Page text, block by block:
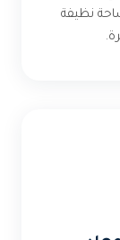
نظيفة